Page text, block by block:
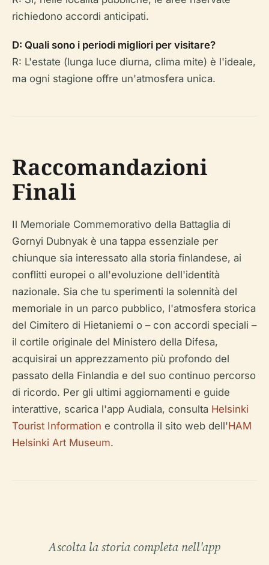
richiedono accordi anticipati.
D: Quali sono i periodi migliori per visitare?
R: L'estate (lunga luce diurna, clima mite) è l'ideale,
ma ogni stagione offre un'atmosfera unica.
Raccomandazioni
Finali
Il Memoriale Commemorativo della Battaglia di
Gornyi Dubnyak è una tappa essenziale per
chiunque sia interessato alla storia finlandese, ai
conflitti europei o all'evoluzione dell'identità
nazionale. Sia che tu sperimenti la solennità del
memoriale in un parco pubblico, l'atmosfera storica
del Cimitero di Hietaniemi o – con accordi speciali –
il cortile originale del Ministero della Difesa,
acquisirai un apprezzamento più profondo del
passato della Finlandia e del suo continuo percorso
di ricordo. Per gli ultimi aggiornamenti e guide
interattive, scarica l'app Audiala, consulta Helsinki
Tourist Information e controlla il sito web dell'HAM
Helsinki Art Museum.
Ascolta la storia completa nell'app